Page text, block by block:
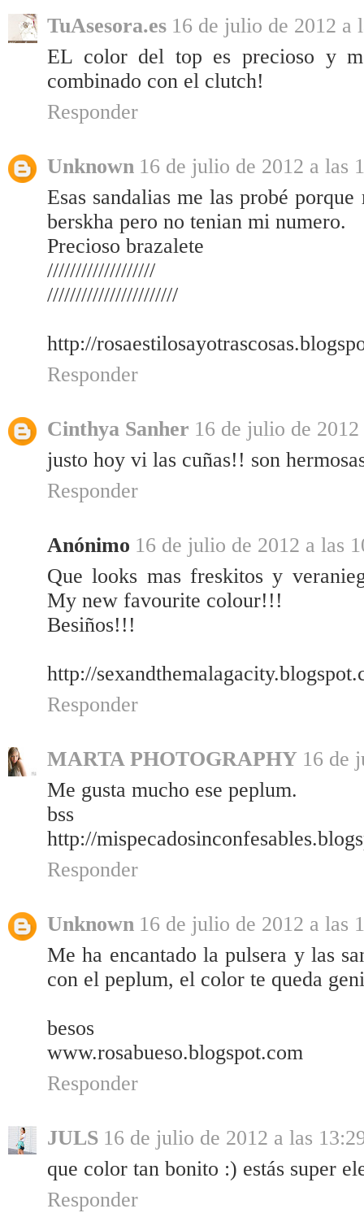
TuAsesora.es 16 de julio de 2012 a
EL color del top es precioso y
combinado con el clutch!
Responder
Unknown 16 de julio de 2012 a las
Esas sandalias me las probé
berskha pero no tenian mi numero.
Precioso brazalete
///////////////////
///////////////////////
http://
Responder
Cinthya Sanher 16 de julio de
justo hoy vi las cuñas!! son
Responder
Anónimo 16 de julio de 2012 a las
Que looks mas freskitos y
My new favourite colour!!!
Besiños!!!
http://
Responder
MARTA PHOTOGRAPHY 16 de
Me gusta mucho ese peplum.
bss
http://
Responder
Unknown 16 de julio de 2012 a las
Me ha encantado la pulsera y las
con el peplum, el color te queda
besos
www.rosabueso.blogspot.com
Responder
JULS 16 de julio de 2012 a las
que color tan bonito :) estás super
Responder